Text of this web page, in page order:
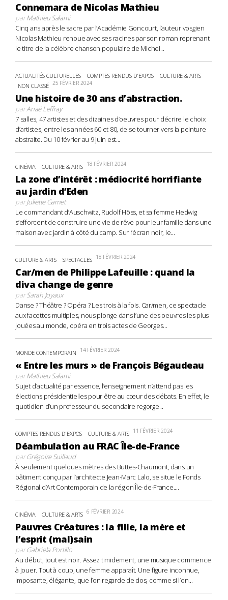
Connemara de Nicolas Mathieu
parMathieu Salami
Cinq ans après le sacre par l’Académie Goncourt, l’auteur vosgien
Nicolas Mathieu renoue avec ses racines par son roman reprenant
le titre de la célèbre chanson populaire de Michel...
ACTUALITÉS CULTURELLES COMPTES RENDUS D'EXPOS
CULTURE & ARTS
NON CLASSÉ 25 FÉVRIER 2024
Une histoire de 30 ans d’abstraction.
parAnaë Leffray
7 salles, 47 artistes et des dizaines d’oeuvres pour décrire le choix
d’artistes, entre les années 60 et 80, de se tourner vers la peinture
abstraite. Du 10 février au 9 juin est...
CINÉMA CULTURE & ARTS 18 FÉVRIER 2024
La zone d’intérêt : médiocrité horrifiante
au jardin d’Eden
parJuliette Gamet
Le commandant d’Auschwitz, Rudolf Höss, et sa femme Hedwig
s’efforcent de construire une vie de rêve pour leur famille dans une
maison avec jardin à côté du camp. Sur l’écran noir, le...
CULTURE & ARTS SPECTACLES 18 FÉVRIER 2024
Car/men de Philippe Lafeuille : quand la
diva change de genre
parSarah Joyaux
Danse ? Théâtre ? Opéra ? Les trois à la fois. Car/men, ce spectacle
aux facettes multiples, nous plonge dans l’une des oeuvres les plus
jouées au monde, opéra en trois actes de Georges...
MONDE CONTEMPORAIN 14 FÉVRIER 2024
« Entre les murs » de François Bégaudeau
parMathieu Salami
Sujet d’actualité par essence, l’enseignement n’attend pas les
élections présidentielles pour être au cœur des débats. En effet, le
quotidien d’un professeur du secondaire regorge...
COMPTES RENDUS D'EXPOS CULTURE & ARTS 11 FÉVRIER 2024
Déambulation au FRAC Île-de-France
parGrégoire Suillaud
À seulement quelques mètres des Buttes-Chaumont, dans un
bâtiment conçu par l’architecte Jean-Marc Lalo, se situe le Fonds
Régional d’Art Contemporain de la région Île-de-France....
CINÉMA CULTURE & ARTS 6 FÉVRIER 2024
Pauvres Créatures : la fille, la mère et
l’esprit (mal)sain
parGabriela Portillo
Au début, tout est noir. Assez timidement, une musique commence
à jouer. Tout à coup, une femme apparaît. Une figure inconnue,
imposante, élégante, que l’on regarde de dos, comme si l’on...